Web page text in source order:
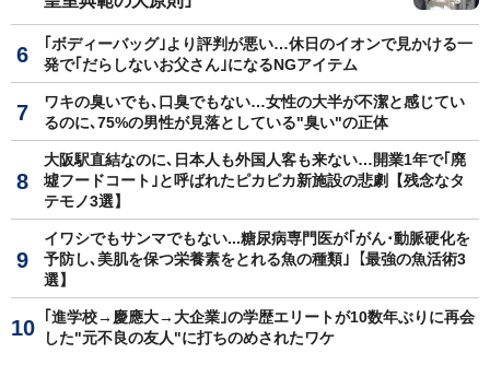
｢ボディーバッグ｣より評判が悪い…休日のイオンで見かける一
発で｢だらしないお父さん｣になるNGアイテム
ワキの臭いでも､口臭でもない…女性の大半が不潔と感じてい
るのに､75%の男性が見落としている"臭い"の正体
大阪駅直結なのに､日本人も外国人客も来ない…開業1年で｢廃
墟フードコート｣と呼ばれたピカピカ新施設の悲劇【残念なタ
テモノ3選】
イワシでもサンマでもない...糖尿病専門医が｢がん･動脈硬化を
予防し､美肌を保つ栄養素をとれる魚の種類｣【最強の魚活術3
選】
｢進学校→慶應大→大企業｣の学歴エリートが10数年ぶりに再会
した"元不良の友人"に打ちのめされたワケ